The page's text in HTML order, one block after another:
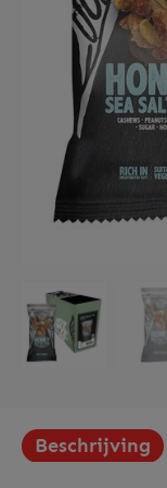
Meubilair
Roerstaafjes
Beschrijving